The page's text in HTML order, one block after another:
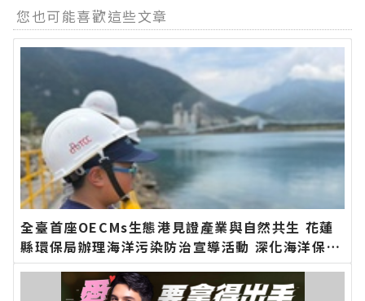
您也可能喜歡這些文章
全臺首座OECMs生態港見證產業與自然共生 花蓮
縣環保局辦理海洋污染防治宣導活動 深化海洋保育
知能∣花蓮新聞網官方網站各類新聞－最快速的今
日新聞報導 最新的在地資訊！